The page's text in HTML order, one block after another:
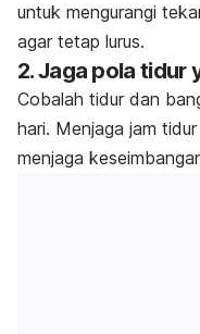
untuk mengurangi
agar tetap lurus.
2. Jaga pola tidur
Cobalah tidur dan
hari. Menjaga jam
menjaga